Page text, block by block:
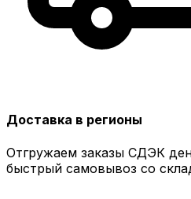
Доставка в регионы
Отгружаем заказы СДЭК
быстрый самовывоз со